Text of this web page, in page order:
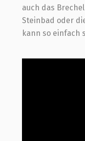
auch das
Steinbad oder
kann so einfach